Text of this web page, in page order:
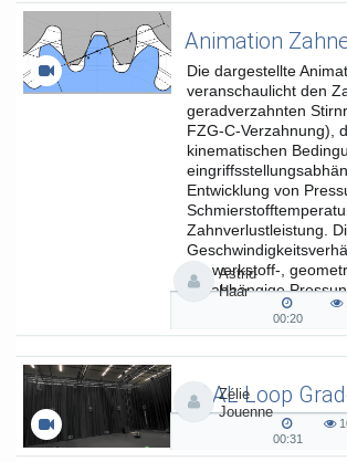
Animation
Die dargestellte
veranschaulicht den
geradverzahnten
FZG-C-Verzahnung),
kinematischen
Entwicklung von
Zahnverlustleistung.
die werkstoff-,
lastabhängige
Astrid
Haar
00:20
00:20
views
Kommentare
likes
SAAL Loop
SAAL Musikinformatik
Zélie
Jouenne
00:31
00:31
views
Kommentare
likes